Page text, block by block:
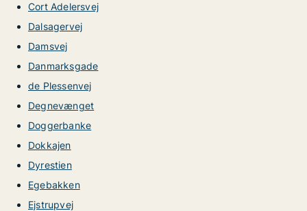
Cort Adelersvej
Dalsagervej
Damsvej
Danmarksgade
de Plessenvej
Degnevænget
Doggerbanke
Dokkajen
Dyrestien
Egebakken
Ejstrupvej